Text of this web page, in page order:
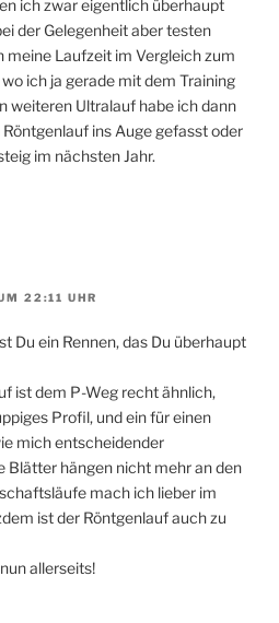
ich zwar eigentlich überhaupt
der Gelegenheit aber testen
meine Laufzeit im Vergleich zum
ich ja gerade mit dem Training
weiteren Ultralauf habe ich dann
ins Auge gefasst oder
im nächsten Jahr.
22:11 UHR
Du ein Rennen, das Du überhaupt
ist dem P-Weg recht ähnlich,
Profil, und ein für einen
mich entscheidender
Blätter hängen nicht mehr an den
mach ich lieber im
ist der Röntgenlauf auch zu
allerseits!